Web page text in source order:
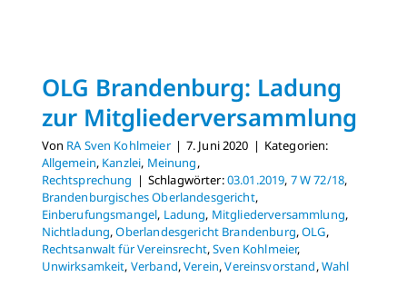
OLG Brandenburg: Ladung
zur Mitgliederversammlung
Von RA Sven Kohlmeier | 7. Juni 2020 | Kategorien:
Allgemein, Kanzlei, Meinung,
Rechtsprechung | Schlagwörter:03.01.2019, 7 W 72/18,
Brandenburgisches Oberlandesgericht,
Einberufungsmangel, Ladung, Mitgliederversammlung,
Nichtladung,Oberlandesgericht Brandenburg,OLG,
Rechtsanwalt für Vereinsrecht,Sven Kohlmeier,
Unwirksamkeit, Verband,Verein,Vereinsvorstand,Wahl